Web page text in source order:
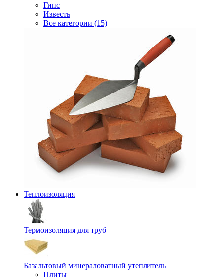
Гипс
Известь
Все категории (15)
Теплоизоляция
Термоизоляция для труб
Базальтовый минераловатный утеплитель
Плиты